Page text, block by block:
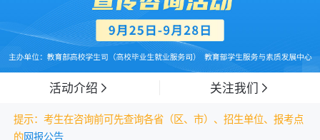
活动介绍 关注我们
提示：考生在咨询前可先查询各省（区、市）、招生单位、报考点
的网报公告